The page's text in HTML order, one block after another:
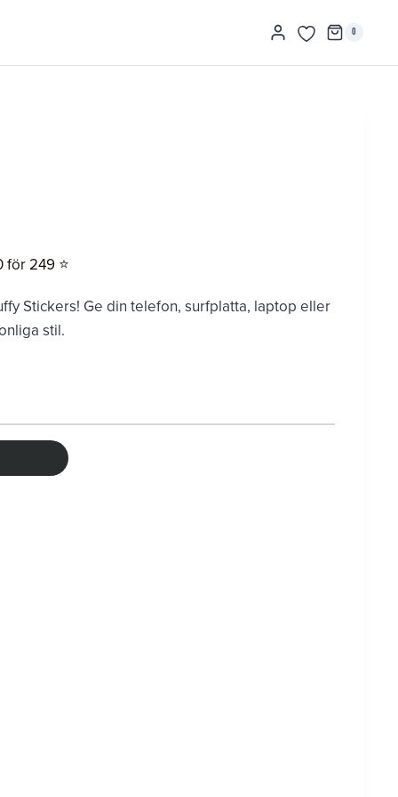
0
för 249 ⭐️
Stickers! Ge din telefon, surfplatta, laptop eller
stil.